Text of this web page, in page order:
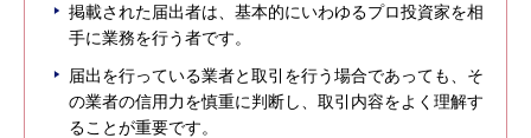
掲載された届出者は、基本的にいわゆるプロ投資家を相
手に業務を行う者です。
届出を行っている業者と取引を行う場合であっても、そ
の業者の信用力を慎重に判断し、取引内容をよく理解す
ることが重要です。